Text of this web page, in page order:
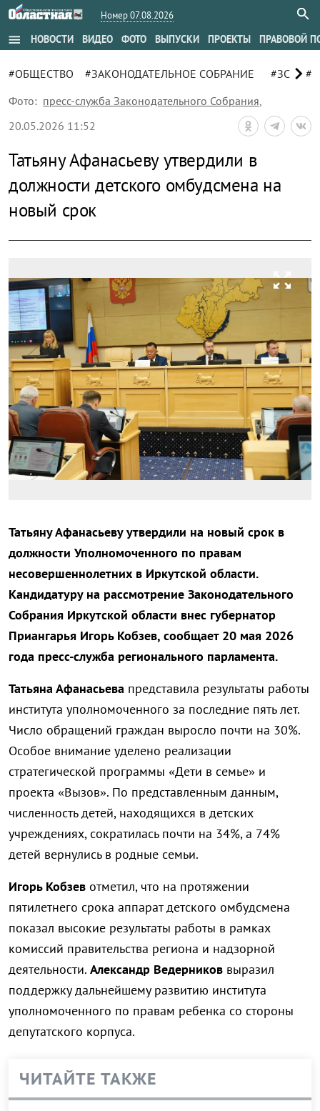
Номер 07.08.2026
menu НОВОСТИ ВИДЕО ФОТО ВЫПУСКИ ПРОЕКТЫ ПРАВОВОЙ
#ОБЩЕСТВО #ЗАКОНОДАТЕЛЬНОЕ СОБРАНИЕ #ЗСchevron_right
Фото: пресс-служба Законодательного Собрания,
20.05.2026 11:52
Татьяну Афанасьеву утвердили в
должности детского омбудсмена на
новый срок
zoom_out_map
Татьяну Афанасьеву утвердили на новый срок в
должности Уполномоченного по правам
несовершеннолетних в Иркутской области.
Кандидатуру на рассмотрение Законодательного
Собрания Иркутской области внес губернатор
Приангарья Игорь Кобзев, сообщает 20 мая 2026
года пресс-служба регионального парламента.
Татьяна Афанасьева представила результаты работы
института уполномоченного за последние пять лет.
Число обращений граждан выросло почти на 30%.
Особое внимание уделено реализации
стратегической программы «Дети в семье» и
проекта «Вызов». По представленным данным,
численность детей, находящихся в детских
учреждениях, сократилась почти на 34%, а 74%
детей вернулись в родные семьи.
Игорь Кобзев отметил, что на протяжении
пятилетнего срока аппарат детского омбудсмена
показал высокие результаты работы в рамках
комиссий правительства региона и надзорной
деятельности. Александр Ведерников выразил
поддержку дальнейшему развитию института
уполномоченного по правам ребенка со стороны
депутатского корпуса.
ЧИТАЙТЕ ТАКЖЕ